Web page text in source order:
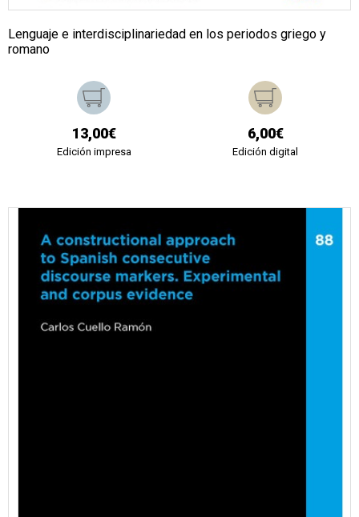
Lenguaje e interdisciplinariedad en los periodos griego y
romano
13,00€
Edición impresa
6,00€
Edición digital